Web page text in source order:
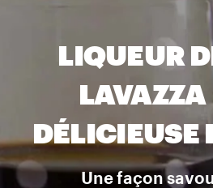
LIQUEUR
LAVAZZA
DÉLICIEUSE
Une façon